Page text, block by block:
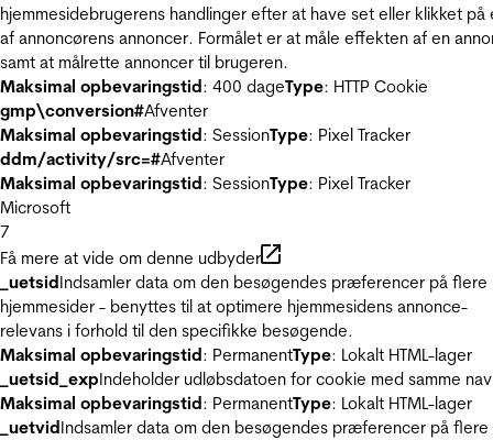
hjemmesidebrugerens handlinger efter at have set eller klikket på
af annoncørens annoncer. Formålet er at måle effekten af en
samt at målrette annoncer til brugeren.
Maksimal opbevaringstid: 400 dageType: HTTP Cookie
gmp\conversion#Afventer
Maksimal opbevaringstid: SessionType: Pixel Tracker
ddm/activity/src=#Afventer
Maksimal opbevaringstid: SessionType: Pixel Tracker
Microsoft
7
Få mere at vide om denne udbyder
_uetsidIndsamler data om den besøgendes præferencer på flere
hjemmesider - benyttes til at optimere hjemmesidens annonce-
relevans i forhold til den specifikke besøgende.
Maksimal opbevaringstid: PermanentType: Lokalt HTML-lager
_uetsid_expIndeholder udløbsdatoen for cookie med samme
Maksimal opbevaringstid: PermanentType: Lokalt HTML-lager
_uetvidIndsamler data om den besøgendes præferencer på flere